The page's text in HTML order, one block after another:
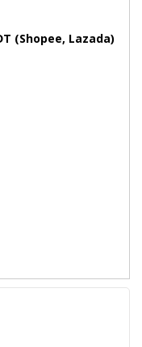
(Shopee, Lazada)